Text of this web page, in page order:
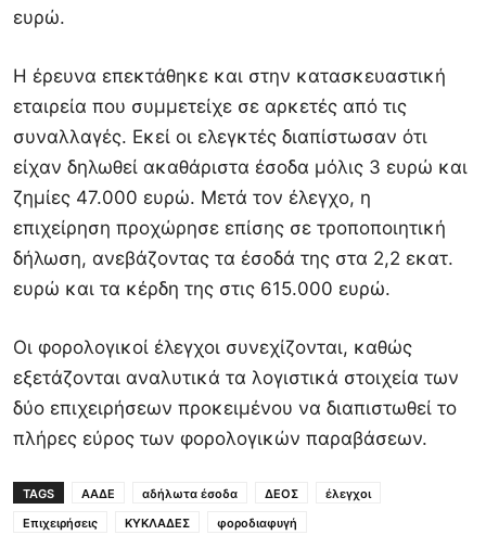
ευρώ.
Η έρευνα επεκτάθηκε και στην κατασκευαστική
εταιρεία που συμμετείχε σε αρκετές από τις
συναλλαγές. Εκεί οι ελεγκτές διαπίστωσαν ότι
είχαν δηλωθεί ακαθάριστα έσοδα μόλις 3 ευρώ και
ζημίες 47.000 ευρώ. Μετά τον έλεγχο, η
επιχείρηση προχώρησε επίσης σε τροποποιητική
δήλωση, ανεβάζοντας τα έσοδά της στα 2,2 εκατ.
ευρώ και τα κέρδη της στις 615.000 ευρώ.
Οι φορολογικοί έλεγχοι συνεχίζονται, καθώς
εξετάζονται αναλυτικά τα λογιστικά στοιχεία των
δύο επιχειρήσεων προκειμένου να διαπιστωθεί το
πλήρες εύρος των φορολογικών παραβάσεων.
TAGS ΑΑΔΕ αδήλωτα έσοδα ΔΕΟΣ
έλεγχοι
Επιχειρήσεις
ΚΥΚΛΑΔΕΣ φοροδιαφυγή